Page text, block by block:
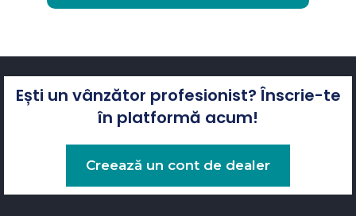
Ești un vânzător profesionist? Înscrie-te
în platformă acum!
Creează un cont de dealer